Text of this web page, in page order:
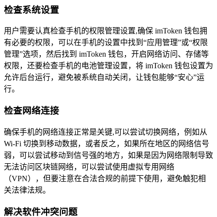
检查系统设置
用户需要认真检查手机的权限管理设置,确保 imToken 钱包拥
有必要的权限，可以在手机的设置中找到“应用管理”或“权限
管理”选项，然后找到 imToken 钱包，开启网络访问、存储等
权限，还要检查手机的电池管理设置，将 imToken 钱包设置为
允许后台运行，避免被系统自动关闭，让钱包能够“安心”运
行。
检查网络连接
确保手机的网络连接正常是关键,可以尝试切换网络，例如从
Wi-Fi 切换到移动数据，或者反之，如果所在地区的网络信号
弱，可以尝试移动到信号强的地方，如果是因为网络限制导致
无法访问区块链网络，可以尝试使用虚拟专用网络
（VPN），但要注意在合法合规的前提下使用，避免触犯相
关法律法规。
解决软件冲突问题